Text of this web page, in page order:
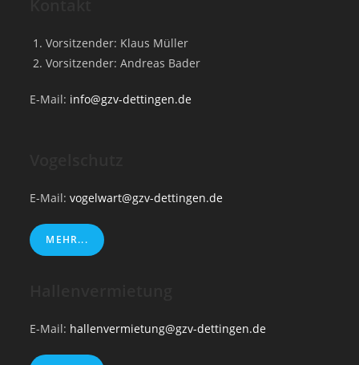
Vorsitzender: Klaus Müller
Vorsitzender: Andreas Bader
E-Mail: info@gzv-dettingen.de
E-Mail:vogelwart@gzv-dettingen.de
MEHR...
E-Mail: hallenvermietung@gzv-dettingen.de